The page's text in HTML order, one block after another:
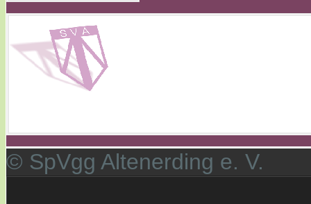
© SpVgg Altenerding e. V.